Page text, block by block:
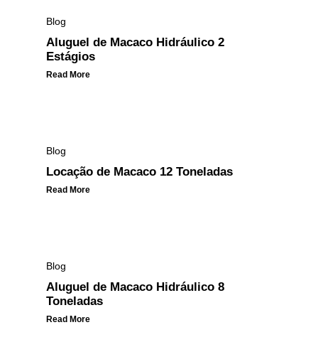
Blog
Aluguel de Macaco Hidráulico 2
Estágios
Read More
Blog
Locação de Macaco 12 Toneladas
Read More
Blog
Aluguel de Macaco Hidráulico 8
Toneladas
Read More